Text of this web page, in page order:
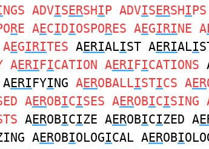
NGS ADVISERSHIP ADVISERSHIPS
RE AECIDIOSPORES AEGIRINE A
EGIRITES AERIALIST AERIALI
AERIFICATION AERIFICATIONS
ERIFYING AEROBALLISTICS AER
AEROBICISES AEROBICISING
AEROBICIZE AEROBICIZED A
AEROBIOLOGICAL AEROBI